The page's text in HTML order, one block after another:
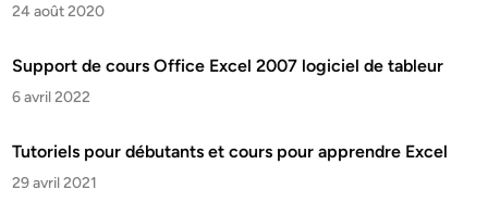
24 août 2020
Support de cours Office Excel 2007 logiciel de tableur
6 avril 2022
Tutoriels pour débutants et cours pour apprendre Excel
29 avril 2021